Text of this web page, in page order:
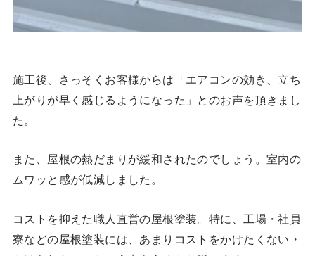
施工後、さっそくお客様からは「エアコンの効き、立ち
上がりが早く感じるようになった」とのお声を頂きまし
た。
また、屋根の熱だまりが緩和されたのでしょう。室内の
ムワッと感が低減しました。
コストを抑えた職人直営の屋根塗装。特に、工場・社員
寮などの屋根塗装には、あまりコストをかけたくない・